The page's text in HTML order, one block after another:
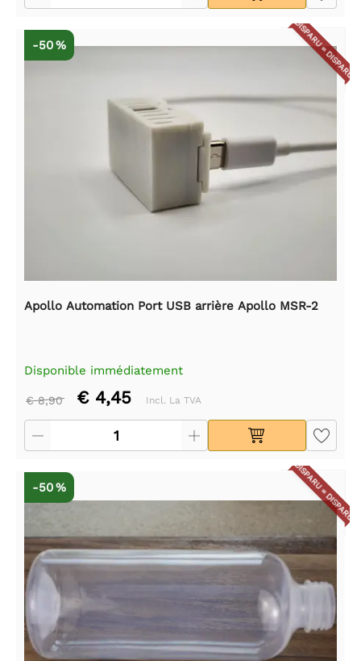
DISPARU = DISPARU
-50 %
Apollo Automation Port USB arrière Apollo MSR-2
Disponible immédiatement
€ 8,90 € 4,45 Incl. La TVA
DISPARU = DISPARU
-50 %